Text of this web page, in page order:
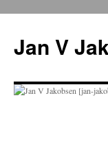
indhold
Jan V